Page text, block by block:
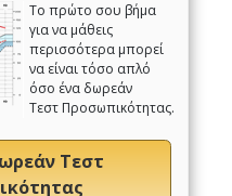
Το πρώτο σου βήμα
για να μάθεις
περισσότερα μπορεί
να είναι τόσο απλό
όσο ένα δωρεάν
Τεστ Προσωπικότητας.
Τεστ
με Νομικά Θέματα